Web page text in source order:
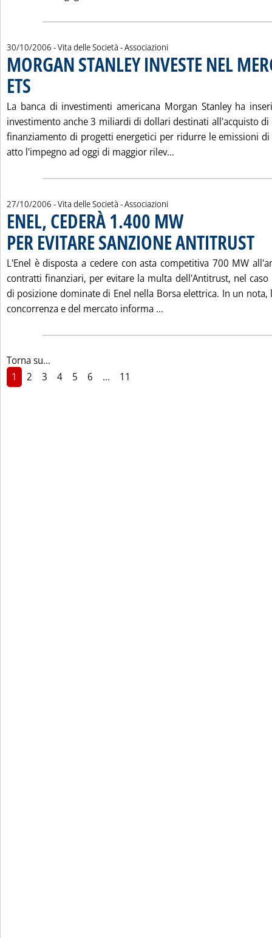
30/10/2006 - Vita delle Società - Associazioni
MORGAN STANLEY INVESTE NEL
ETS
La banca di investimenti americana Morgan Stanley ha
investimento anche 3 miliardi di dollari destinati all'acquisto
finanziamento di progetti energetici per ridurre le emissioni
atto l'impegno ad oggi di maggior rilev...
27/10/2006 - Vita delle Società - Associazioni
ENEL, CEDERÀ 1.400 MW
PER EVITARE SANZIONE ANTITRUST.
L'Enel è disposta a cedere con asta competitiva 700 MW
contratti finanziari, per evitare la multa dell'Antitrust, nel
di posizione dominate di Enel nella Borsa elettrica. In un
concorrenza e del mercato informa ...
Torna su...
1
2 3 4 5 6 ... 11